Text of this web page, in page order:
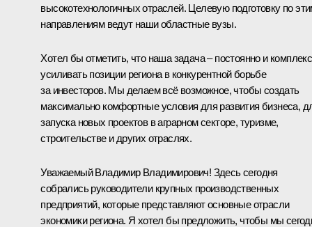
высокотехнологичных отраслей. Целевую подготовку по
направлениям ведут наши областные вузы.
Хотел бы отметить, что наша задача – постоянно и
усиливать позиции региона в конкурентной борьбе
за инвесторов. Мы делаем всё возможное, чтобы создать
максимально комфортные условия для развития бизнеса,
запуска новых проектов в аграрном секторе, туризме,
строительстве и других отраслях.
Уважаемый Владимир Владимирович! Здесь сегодня
собрались руководители крупных производственных
предприятий, которые представляют основные отрасли
экономики региона. Я хотел бы предложить, чтобы мы